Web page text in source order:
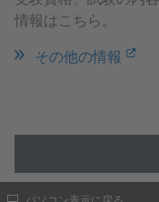
情報はこちら。
その他の情報